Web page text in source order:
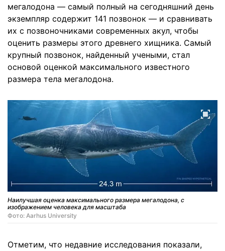
мегалодона — самый полный на сегодняшний день
экземпляр содержит 141 позвонок — и сравнивать
их с позвоночниками современных акул, чтобы
оценить размеры этого древнего хищника. Самый
крупный позвонок, найденный учеными, стал
основой оценкой максимального известного
размера тела мегалодона.
Наилучшая оценка максимального размера мегалодона, с
изображением человека для масштаба
Фото: Aarhus University
Отметим, что недавние исследования показали,